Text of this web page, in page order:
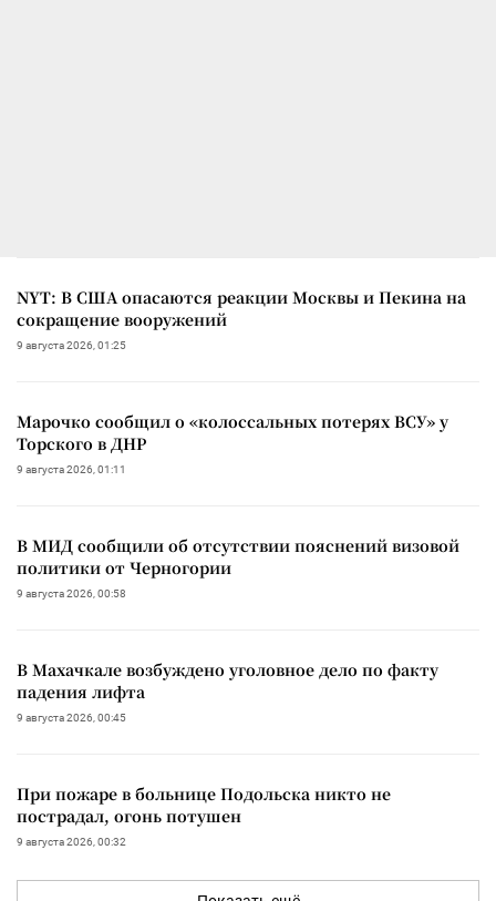
NYT: В США опасаются реакции Москвы и Пекина на
сокращение вооружений
9 августа 2026, 01:25
Марочко сообщил о «колоссальных потерях ВСУ» у
Торского в ДНР
9 августа 2026, 01:11
В МИД сообщили об отсутствии пояснений визовой
политики от Черногории
9 августа 2026, 00:58
В Махачкале возбуждено уголовное дело по факту
падения лифта
9 августа 2026, 00:45
При пожаре в больнице Подольска никто не
пострадал, огонь потушен
9 августа 2026, 00:32